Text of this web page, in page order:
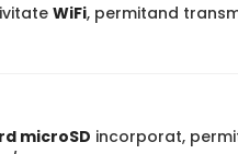
WiFi, permitand
microSD incorporat,